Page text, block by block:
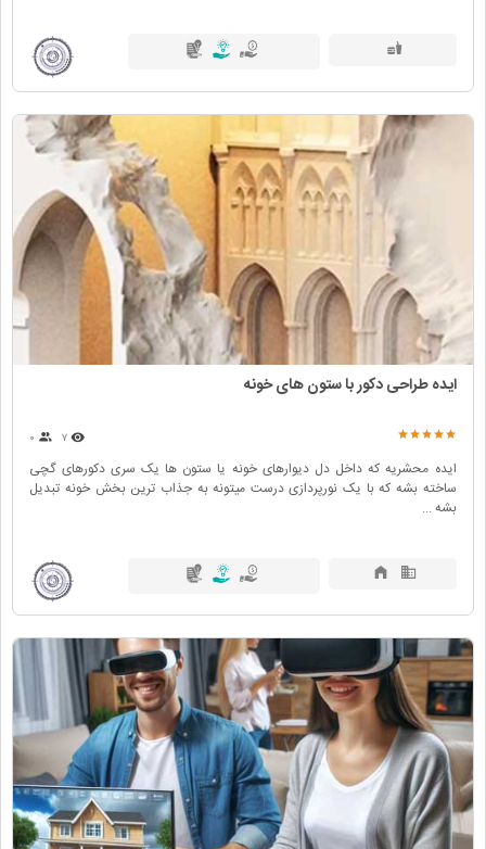
ایده طراحی دکور با ستون های خونه
۷
ایده محشریه که داخل دل دیوارهای خونه یا ستون ها یک سری دکورهای گچی
ساخته بشه که با یک نورپردازی درست میتونه به جذاب ترین بخش خونه تبدیل
بشه ...